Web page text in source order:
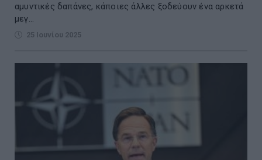
αμυντικές δαπάνες, κάποιες άλλες ξοδεύουν ένα αρκετά
μεγ...
25 Ιουνίου 2025